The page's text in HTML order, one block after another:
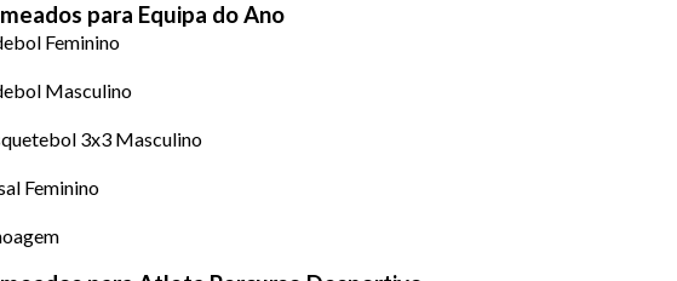
para Equipa do Ano
Feminino
Masculino
3x3 Masculino
Feminino